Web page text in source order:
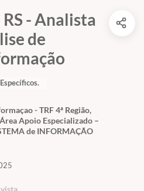
RS - Analista
de
- TRF 4ª Região,
Apoio Especializado –
de INFORMAÇÃO